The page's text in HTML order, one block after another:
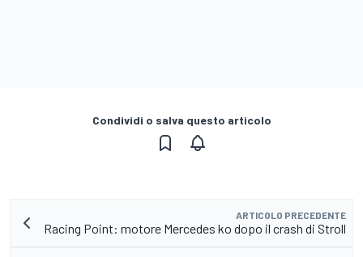
Condividi o salva questo articolo
ARTICOLO PRECEDENTE
Racing Point: motore Mercedes ko dopo il crash di Stroll